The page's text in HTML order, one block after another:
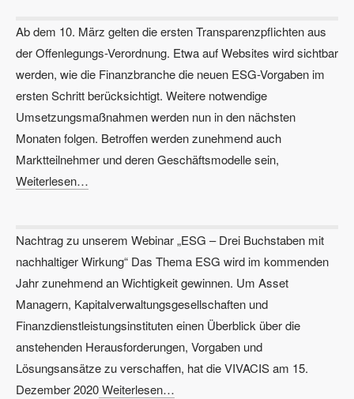
Ab dem 10. März gelten die ersten Transparenzpflichten aus
der Offenlegungs-Verordnung. Etwa auf Websites wird sichtbar
werden, wie die Finanzbranche die neuen ESG-Vorgaben im
ersten Schritt berücksichtigt. Weitere notwendige
Umsetzungsmaßnahmen werden nun in den nächsten
Monaten folgen. Betroffen werden zunehmend auch
Marktteilnehmer und deren Geschäftsmodelle sein,
Weiterlesen…
Nachtrag zu unserem Webinar „ESG – Drei Buchstaben mit
nachhaltiger Wirkung“ Das Thema ESG wird im kommenden
Jahr zunehmend an Wichtigkeit gewinnen. Um Asset
Managern, Kapitalverwaltungsgesellschaften und
Finanzdienstleistungsinstituten einen Überblick über die
anstehenden Herausforderungen, Vorgaben und
Lösungsansätze zu verschaffen, hat die VIVACIS am 15.
Dezember 2020Weiterlesen…